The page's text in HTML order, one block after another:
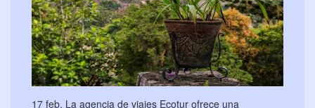
17 feb. La agencia de viajes Ecotur ofrece una